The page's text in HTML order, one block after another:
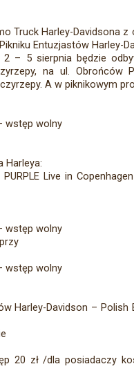
Truck Harley-Davidsona
Entuzjastów Harley-
– 5 sierpnia będzie
na ul. Obrońców
A w piknikowym
wstęp wolny
Harleya:
Live in
wstęp wolny
wstęp wolny
Harley-Davidson – Polish
20 zł /dla posiadaczy